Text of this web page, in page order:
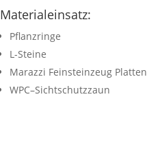
Materialeinsatz:
Pflanzringe
L-Steine
Marazzi Feinsteinzeug Platten
WPC–Sichtschutzzaun